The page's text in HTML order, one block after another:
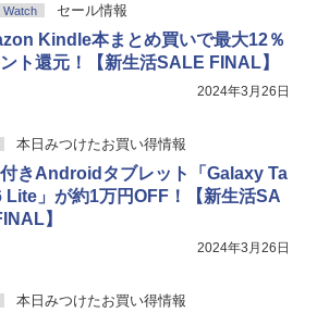
Watch セール情報
Kindle本まとめ買いで最大12％
ト還元！【新生活SALE FINAL】
2024年3月26日
本日みつけたお買い得情報
きAndroidタブレット「Galaxy Ta
Lite」が約1万円OFF！【新生活SA
】
2024年3月26日
本日みつけたお買い得情報